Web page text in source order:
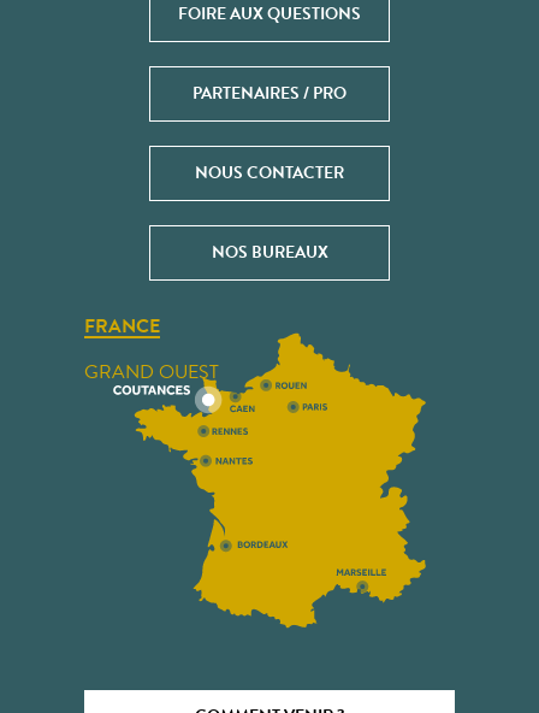
FOIRE AUX QUESTIONS
PARTENAIRES / PRO
NOUS CONTACTER
NOS BUREAUX
FRANCE
GRAND OUEST